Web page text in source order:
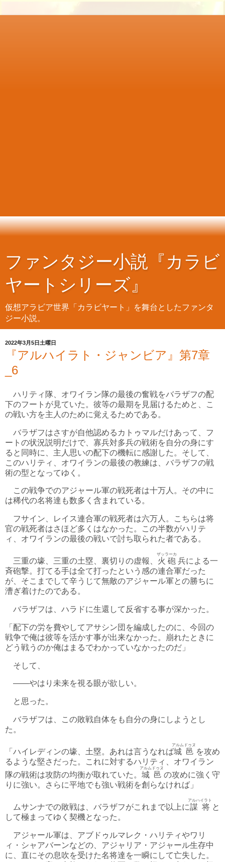
ファンタジー小説『カラビ
ヤートシリーズ』
仮想アラビア世界「カラビヤート」を舞台としたファンタ
ジー小説。
2022年3月5日土曜日
『アルハイラト・ジャンビア』第7章
_6
ハリティ隊、オワイラン隊の最後の奮戦をバラザフの配
下のフートが見ていた。彼等の最期を見届けるためと、こ
の戦い方を主人のために覚えるためである。
バラザフはさすが自他認めるカトゥマルだけあって、フ
ートの状況説明だけで、寡兵対多兵の戦術を自分の身にす
ると同時に、主人思いの配下の機転に感謝した。そして、
このハリティ、オワイランの最後の教練は、バラザフの戦
術の型となってゆく。
この戦争でのアジャール軍の戦死者は十万人。その中に
は稀代の名将達も数多く含まれている。
フサイン、レイス連合軍の戦死者は六万人。こちらは将
官の戦死者はさほど多くはなかった。この半数がハリテ
ィ、オワイランの最後の戦いで討ち取られた者である。
三重の壕、三重の土塁、裏切りの虚報、 火砲
ザッラーカ
兵による一
斉砲撃。打てる手は全て打ったという感の連合軍だった
が、そこまでして辛うじて無敵のアジャール軍との勝ちに
漕ぎ着けたのである。
バラザフは、ハラドに生還して反省する事が深かった。
「配下の労を費やしてアサシン団を編成したのに、今回の
戦争で俺は彼等を活かす事が出来なかった。崩れたときに
どう戦うのか俺はまるでわかっていなかったのだ」
そして、
――やはり未来を視る眼が欲しい。
と思った。
バラザフは、この敗戦自体をも自分の身にしようとし
た。
「ハイレディンの壕、土塁。あれは言うなれば城邑
アルムドゥヌ
を攻め
るような堅さだった。これに対するハリティ、オワイラン
隊の戦術は攻防の均衡が取れていた。 城邑
アルムドゥヌ
の攻めに強く守
りに強い。さらに平地でも強い戦術を創らなければ」
ムサンナでの敗戦は、バラザフがこれまで以上に謀将
アルハイラト
と
して極まってゆく契機となった。
アジャール軍は、アブドゥルマレク・ハリティやワリ
ィ・シャアバーンなどの、アジャリア・アジャール生存中
に、直にその息吹を受けた名将達を一瞬にして亡失した。